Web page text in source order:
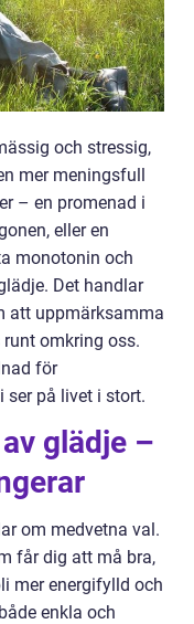
och stressig,
mer meningsfull
– en promenad i
eller en
monotonin och
Det handlar
att uppmärksamma
omkring oss.
för
ser på livet i stort.
glädje –
om medvetna val.
får dig att må bra,
mer energifylld och
enkla och